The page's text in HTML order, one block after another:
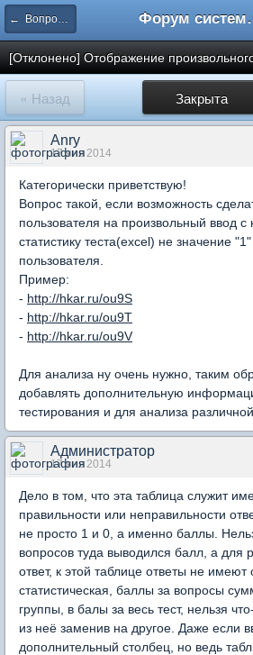
← Вопросы составления тестов Форум
[Отклонено] Отображение
Закрыта
« Назад
Anry
17 янв 2014
Категорически приветствую!
Вопрос такой, если возможность
пользователя на произвольный ввод
статистику теста(excel) не значение
пользователя.
Пример:
- http://hkar.ru/ou9S
- http://hkar.ru/ou9T
- http://hkar.ru/ou9V
Для анализа ну очень нужно, таким
добавлять дополнительную
тестирования и для анализа
Администратор
17 янв 2014
Дело в том, что эта таблица служит
правильности или неправильности
не просто 1 и 0, а именно баллы.
вопросов туда выводился балл, а для
ответ, к этой таблице ответы не
статистическая, баллы за вопросы
группы, в балы за весь тест, нельзя
из неё заменив на другое. Даже если
дополнительный столбец, но ведь